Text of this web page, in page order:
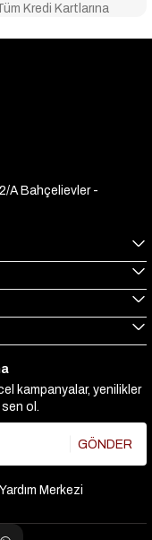
Kredi Kartlarına
A Bahçelievler -
kampanyalar, yenilikler
sen ol.
GÖNDER
Yardım Merkezi